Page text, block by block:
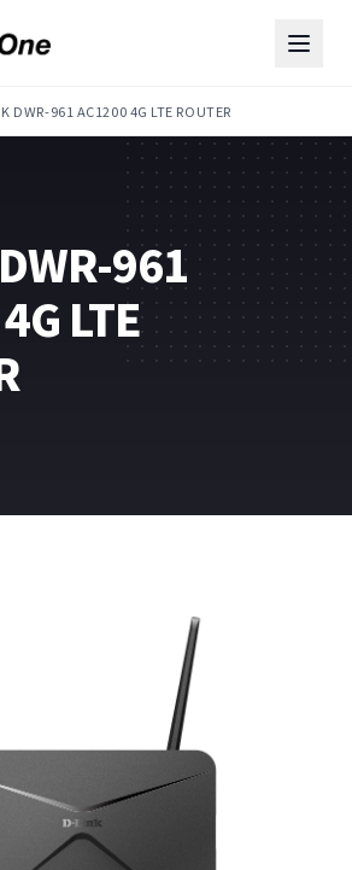
DWR-961 AC1200 4G LTE ROUTER
961
LTE